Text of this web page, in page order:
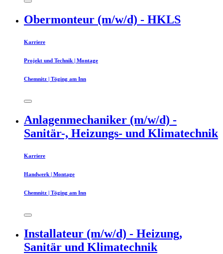
Obermonteur (m/w/d) - HKLS
Karriere
Projekt und Technik | Montage
Chemnitz | Töging am Inn
Anlagenmechaniker (m/w/d) -
Sanitär-, Heizungs- und Klimatechnik
Karriere
Handwerk | Montage
Chemnitz | Töging am Inn
Installateur (m/w/d) - Heizung,
Sanitär und Klimatechnik